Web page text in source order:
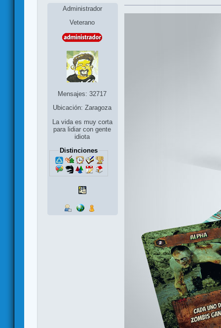
Administrador
Veterano
Mensajes: 32717
Ubicación: Zaragoza
La vida es muy corta
para lidiar con gente
idiota
Distinciones